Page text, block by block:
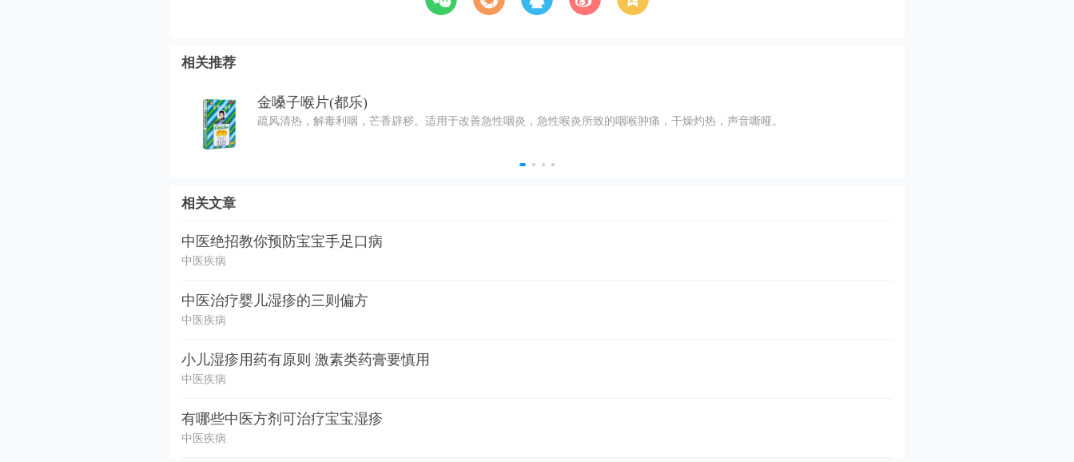
相关推荐
金嗓子喉片(都乐)
疏风清热，解毒利咽，芒香辟秽。适用于改善急性咽炎，急性喉炎所致的咽喉肿痛，干燥灼热，声音嘶哑。
相关文章
中医绝招教你预防宝宝手足口病
中医疾病
中医治疗婴儿湿疹的三则偏方
中医疾病
小儿湿疹用药有原则 激素类药膏要慎用
中医疾病
有哪些中医方剂可治疗宝宝湿疹
中医疾病